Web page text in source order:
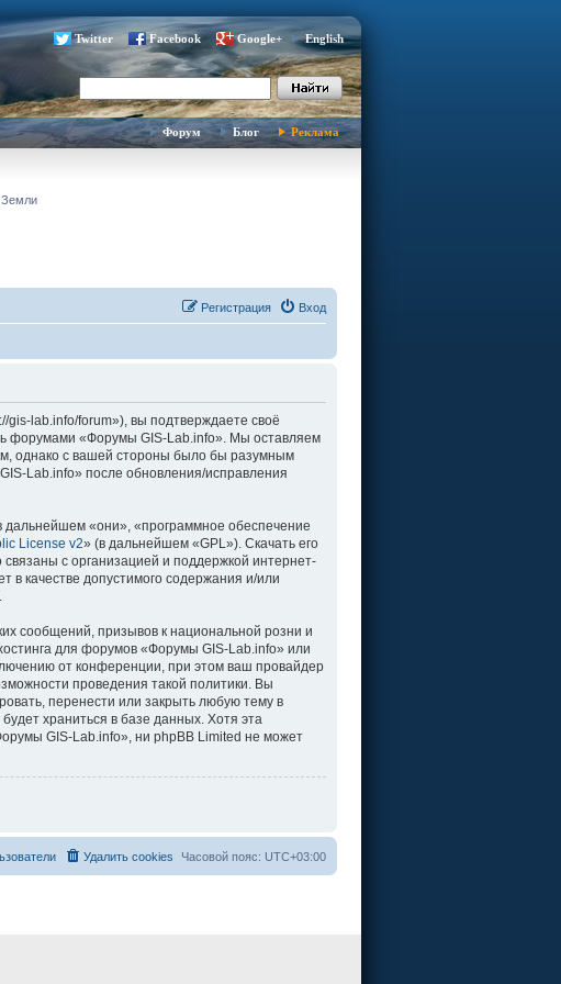
Twitter Facebook Google+ English
Форум Блог Реклама
Земли
Вход
Регистрация
lab.info/forum»), вы подтверждаете своё
форумами «Форумы GIS-Lab.info». Мы оставляем
однако с вашей стороны было бы разумным
Lab.info» после обновления/исправления
«они», «программное обеспечение
License v2» (в дальнейшем «GPL»). Скачать его
с организацией и поддержкой интернет-
в качестве допустимого содержания и/или
.
сообщений, призывов к национальной розни и
для форумов «Форумы GIS-Lab.info» или
от конференции, при этом ваш провайдер
проведения такой политики. Вы
перенести или закрыть любую тему в
храниться в базе данных. Хотя эта
GIS-Lab.info», ни phpBB Limited не может
Часовой пояс: UTC+03:00
Удалить cookies